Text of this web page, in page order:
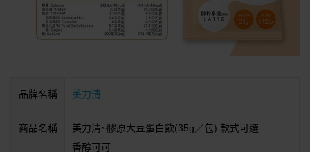
品牌名稱 美力清
商品名稱
美力清~膠原大豆蛋白飲(35g／包) 款式可選
香醇可可